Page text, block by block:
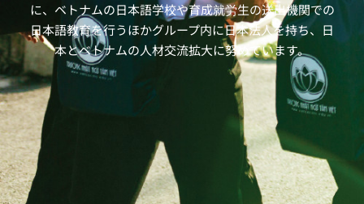
に、ベトナムの日本語学校や育成就労生の送出機関での
日本語教育を行うほかグループ内に日本法人を持ち、日
本とベトナムの人材交流拡大に努めています。